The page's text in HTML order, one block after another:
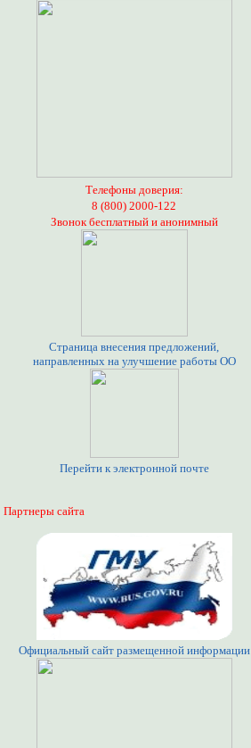
Телефоны доверия:
8 (800) 2000-122
Звонок бесплатный и анонимный
Страница внесения предложений,
направленных на улучшение работы ОО
Перейти к электронной почте
Партнеры сайта
Официальный сайт размещенной информации